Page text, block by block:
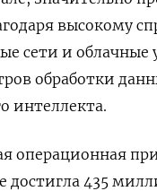
высокому
сети и облачные
обработки
интеллекта.
операционная
достигла 435